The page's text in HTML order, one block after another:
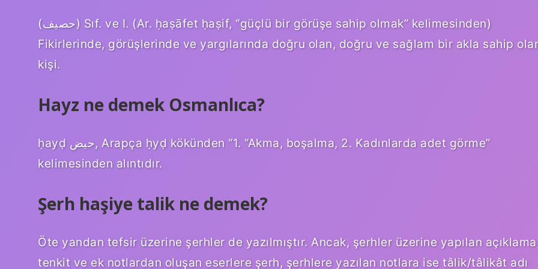
(ﺣﺼﻴﻒ) Sıf. ve I. (Ar. ḥaṣāfet ḥaṣіf, “güçlü bir görüşe sahip olmak” kelimesinden)
Fikirlerinde, görüşlerinde ve yargılarında doğru olan, doğru ve sağlam bir akla sahip
kişi.
Hayz ne demek Osmanlıca?
ḥayḍ حيض, Arapça ḥyḍ kökünden “1. “Akma, boşalma, 2. Kadınlarda adet görme”
kelimesinden alıntıdır.
Şerh haşiye talik ne demek?
Öte yandan tefsir üzerine şerhler de yazılmıştır. Ancak, şerhler üzerine yapılan
tenkit ve ek notlardan oluşan eserlere şerh, şerhlere yazılan notlara ise tâlik/tâlikât adı